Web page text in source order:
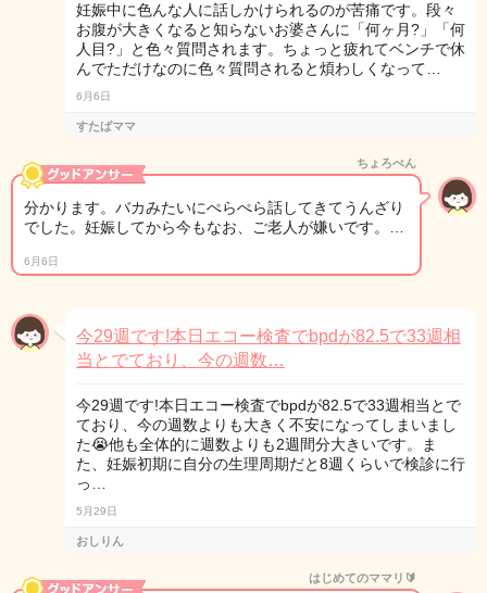
妊娠中に色んな人に話しかけられるのが苦痛です。段々
お腹が大きくなると知らないお婆さんに「何ヶ月?」「何
人目?」と色々質問されます。ちょっと疲れてベンチで休
んでただけなのに色々質問されると煩わしくなって…
6月6日
すたばママ
ちょろぺん
分かります。バカみたいにぺらぺら話してきてうんざり
でした。妊娠してから今もなお、ご老人が嫌いです。…
6月6日
今29週です!本日エコー検査でbpdが82.5で33週相
当とでており、今の週数…
今29週です!本日エコー検査でbpdが82.5で33週相当とで
ており、今の週数よりも大きく不安になってしまいまし
た😭他も全体的に週数よりも2週間分大きいです。ま
た、妊娠初期に自分の生理周期だと8週くらいで検診に行
っ…
5月29日
おしりん
はじめてのママリ🔰